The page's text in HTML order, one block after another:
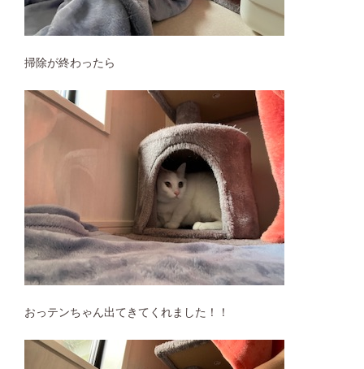
掃除が終わったら
おっテンちゃん出てきてくれました！！